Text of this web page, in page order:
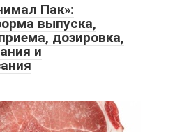
Пак»:
выпуска,
дозировка,
и